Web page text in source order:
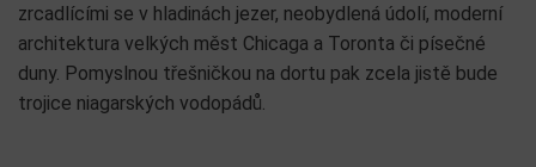
zrcadlícími se v hladinách jezer, neobydlená údolí, moderní
architektura velkých měst Chicaga a Toronta či písečné
duny. Pomyslnou třešničkou na dortu pak zcela jistě bude
trojice niagarských vodopádů.